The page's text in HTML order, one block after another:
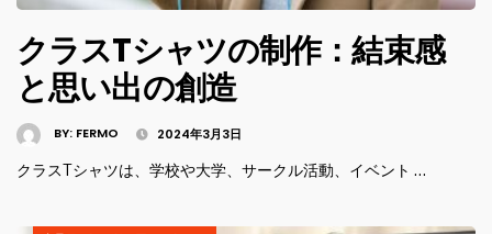
クラスTシャツの制作：結束感
と思い出の創造
BY: FERMO 2024年3月3日
クラスTシャツは、学校や大学、サークル活動、イベント …